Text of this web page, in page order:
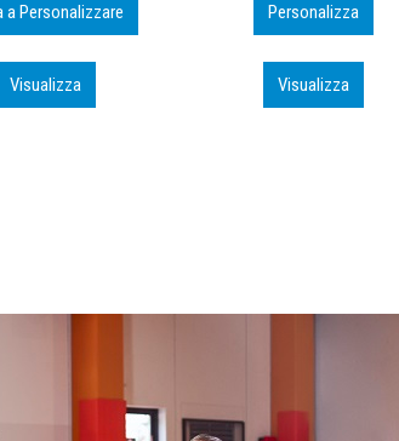
Personalizza
Visualizza
Personalizza
Visualizza